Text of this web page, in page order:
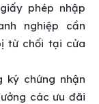
phép nhập
nghiệp cần
từ chối tại cửa
chứng nhận
các ưu đãi